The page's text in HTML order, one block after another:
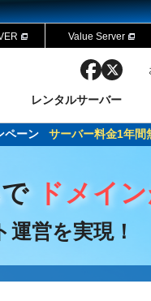
Value Server
ドメイン一括検索
レンタルサーバー
バリュードメインAPI
facebook
ペーン サーバー料金1年間
ドメイ
営を実現！